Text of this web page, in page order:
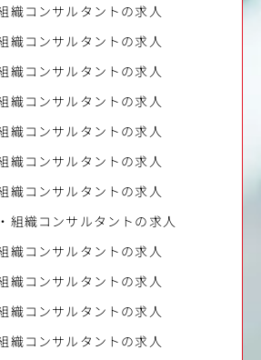
織コンサルタントの求人
織コンサルタントの求人
織コンサルタントの求人
織コンサルタントの求人
織コンサルタントの求人
織コンサルタントの求人
織コンサルタントの求人
組織コンサルタントの求人
織コンサルタントの求人
織コンサルタントの求人
織コンサルタントの求人
織コンサルタントの求人